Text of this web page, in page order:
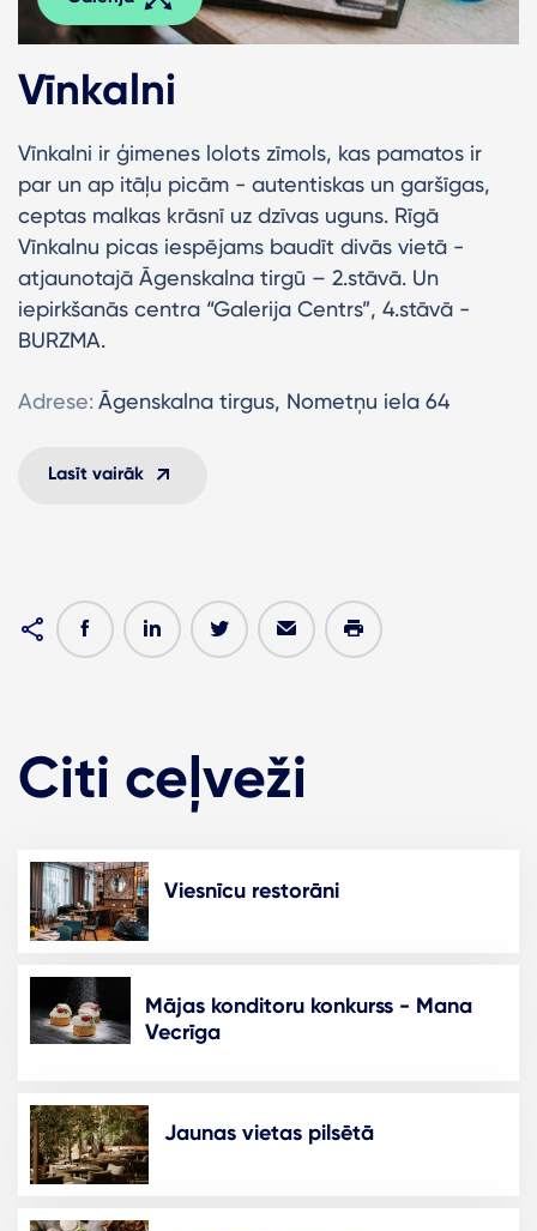
Vīnkalni
Vīnkalni ir ģimenes lolots zīmols, kas pamatos ir
par un ap itāļu picām - autentiskas un garšīgas,
ceptas malkas krāsnī uz dzīvas uguns. Rīgā
Vīnkalnu picas iespējams baudīt divās vietā -
atjaunotajā Āgenskalna tirgū – 2.stāvā. Un
iepirkšanās centra “Galerija Centrs”, 4.stāvā -
BURZMA.
Adrese: Āgenskalna tirgus, Nometņu iela 64
Lasīt vairāk
Citi ceļveži
Viesnīcu restorāni
Mājas konditoru konkurss - Mana
Vecrīga
Jaunas vietas pilsētā